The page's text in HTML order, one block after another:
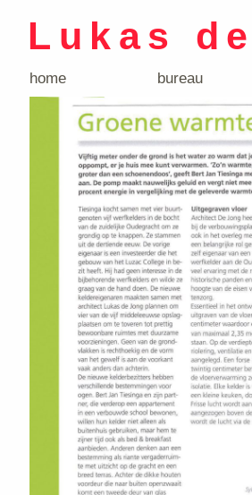
Lukas
home bureau